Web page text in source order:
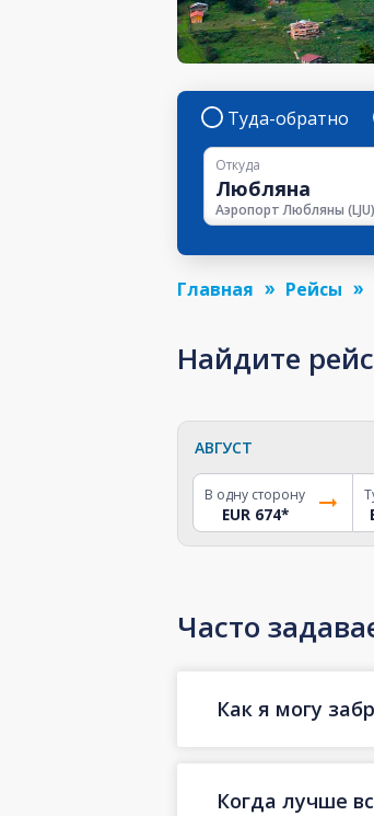
Туда-обратно
Откуда
Аэропорт Любляны (LJU)
Главная Рейсы
Найдите
АВГУСТ
В одну сторону
EUR 674*
Часто
Как я могу
Когда лучше